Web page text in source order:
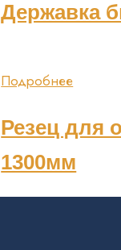
Державка
Подробнее
Резец для
1300мм